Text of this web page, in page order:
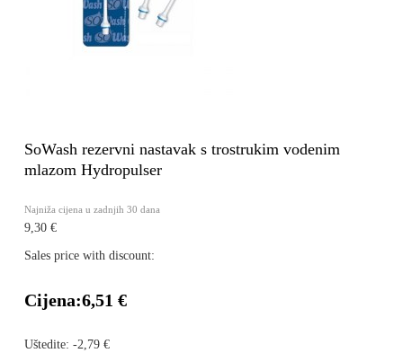
SoWash rezervni nastavak s trostrukim vodenim
mlazom Hydropulser
Najniža cijena u zadnjih 30 dana
9,30 €
Sales price with discount:
Cijena:6,51 €
Uštedite: -2,79 €